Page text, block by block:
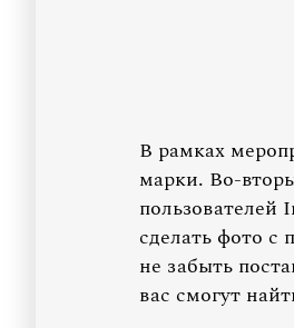
В рамках
марки. Во-
пользователей
сделать фото
не забыть
вас смогут